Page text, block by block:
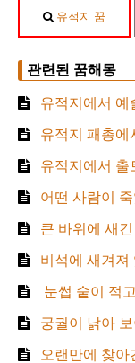
유적지 꿈
관련된 꿈해몽
유적지에서 예
유적지 패총에
유적지에서 출토한
어떤 사람이 죽었다
큰 바위에 새
비석에 새겨져
눈썹 숱이 적
궁궐이 낡아
오랜만에 찾아